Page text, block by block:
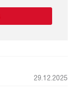
29.12.2025